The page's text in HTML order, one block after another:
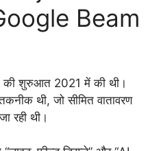
Beam
शुरुआत 2021 में की थी।
थी, जो सीमित वातावरण
रही थी।